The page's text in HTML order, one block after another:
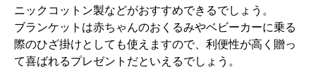
ニックコットン製などがおすすめできるでしょう。
ブランケットは赤ちゃんのおくるみやベビーカーに乗る
際のひざ掛けとしても使えますので、利便性が高く贈っ
て喜ばれるプレゼントだといえるでしょう。